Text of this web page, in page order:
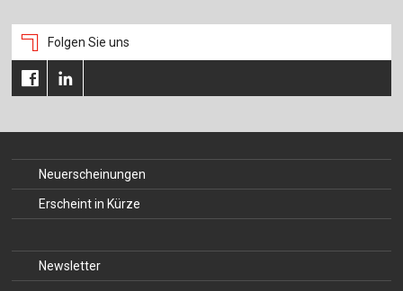
Folgen Sie uns
Neuerscheinungen
Erscheint in Kürze
Newsletter